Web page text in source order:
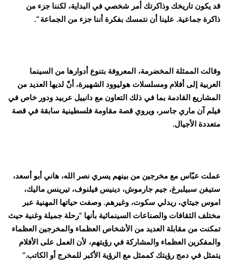
قد يكون تاريخك وذاكرتك أمر شخصي في البداية، لكننا جزء من
ذاكرة جماعية. علينا أن نتمسك بفكرة أننا جزء من الجماعة “.
وقالت الممثلة المخضرمة، المعروفة بتنوع أدوارها من السينما
العربية إلى أفلام ومسلسلات هوليوود الشهيرة، أنّ لديها العديد من
المشاريع القادمة بما في ذلك التعاون مع دانييل عربيد ودور خاص في
فيلم آن ماري جاسر، ويروي قصة مقاومة فلسطينية سابقة في قصة
متعددة الأجيال.
عملت عبّاس مع مخرجين من بينهم يسري نصر الله، هاني أبو أسعد،
ستيفن سبيلبرغ، جيم جارموش، دينيس فيلنوف، تيرينس ماليك،
اموس جيتاي، ريدلي سكوت، وغيرهم. وصفت حياتها المهنية عبر
مختلف الثقافات والصناعات السينمائية بأنها “رحلة جميلة وغنية حيث
تمكنت من مقابلة العديد من الأشخاص العظماء والمخرجين العظماء
والمفكرين العظماء والمشاركة في رؤيتهم، لأن العمل على الأفلام
يتمثل في دمج رؤيتك كممثل مع الرؤية الأكبر للمخرج أو الكاتب.”